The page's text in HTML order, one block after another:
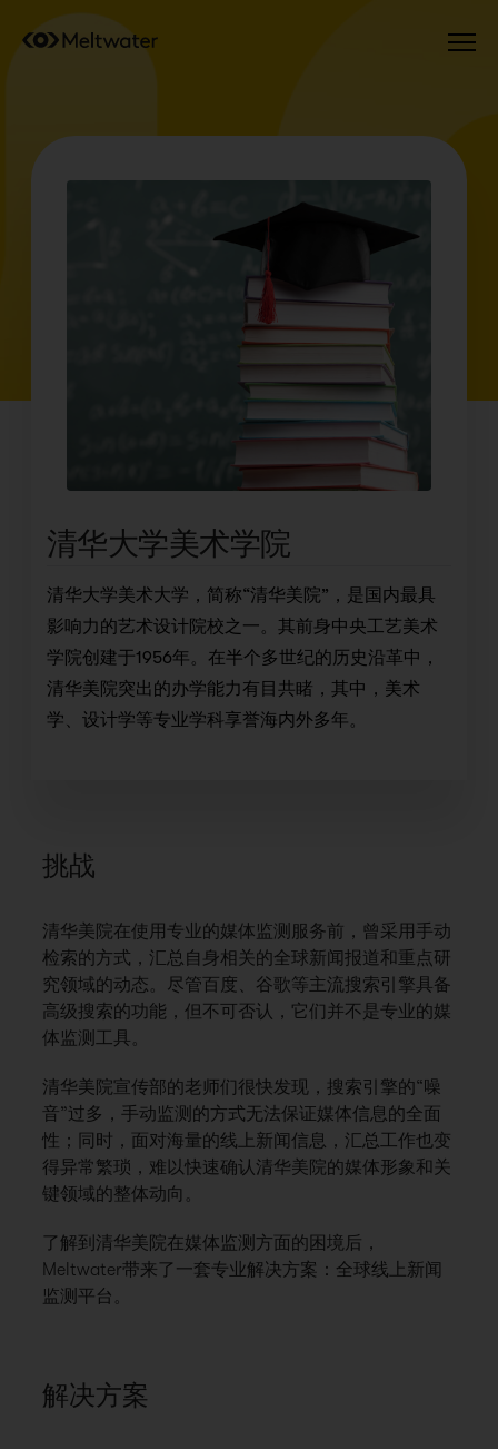
清华大学美术学院
清华大学美术大学，简称“清华美院”，是国内最具
影响力的艺术设计院校之一。其前身中央工艺美术
学院创建于1956年。在半个多世纪的历史沿革中，
清华美院突出的办学能力有目共睹，其中，美术
学、设计学等专业学科享誉海内外多年。
挑战
清华美院在使用专业的媒体监测服务前，曾采用手动
检索的方式，汇总自身相关的全球新闻报道和重点研
究领域的动态。尽管百度、谷歌等主流搜索引擎具备
高级搜索的功能，但不可否认，它们并不是专业的媒
体监测工具。
清华美院宣传部的老师们很快发现，搜索引擎的“噪
音”过多，手动监测的方式无法保证媒体信息的全面
性；同时，面对海量的线上新闻信息，汇总工作也变
得异常繁琐，难以快速确认清华美院的媒体形象和关
键领域的整体动向。
了解到清华美院在媒体监测方面的困境后，
Meltwater带来了一套专业解决方案：全球线上新闻
监测平台。
解决方案